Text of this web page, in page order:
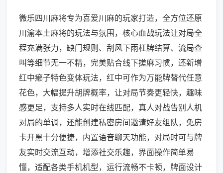
微乐四川麻将专为喜爱川麻的玩家打造，全方位还原
川渝本土麻将的玩法与氛围，核心血战玩法让对局全
程充满张力，缺门规则、刮风下雨杠牌结算、流局查
叫等细节无一不精，完美贴合线下搓麻习惯，还新增
红中癞子特色变体玩法，红中可作为万能牌替代任意
花色，大幅提升胡牌概率，让对局节奏更轻快，趣味
感更足，支持多人实时在线匹配，真人对战告别人机
对局的单调，还能创建私密房间邀请好友组队，免房
卡开黑十分便捷，内置语音聊天功能，对局时可与牌
友实时交流互动，增添社交乐趣，界面操作简单易
懂，适配各类手机机型，运行流畅不卡顿，牌面设计